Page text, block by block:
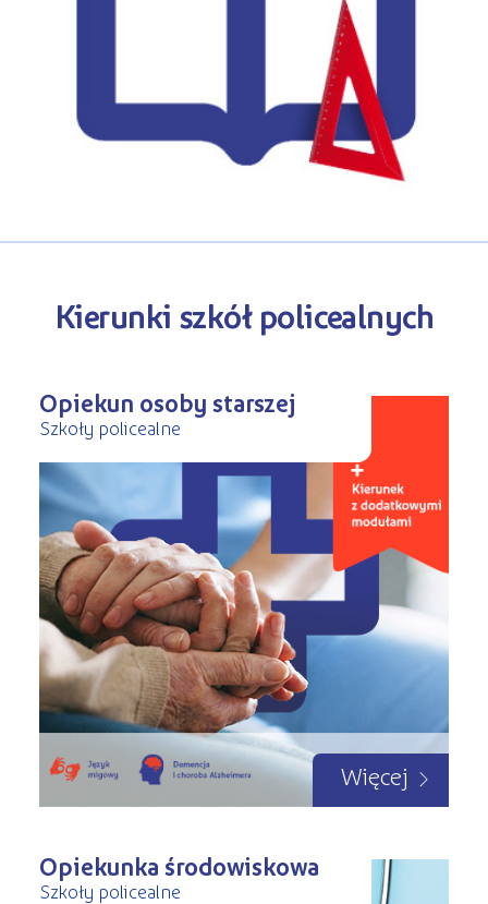
Kierunki szkół policealnych
Opiekun osoby starszej
Szkoły policealne
Więcej
Opiekunka środowiskowa
Szkoły policealne